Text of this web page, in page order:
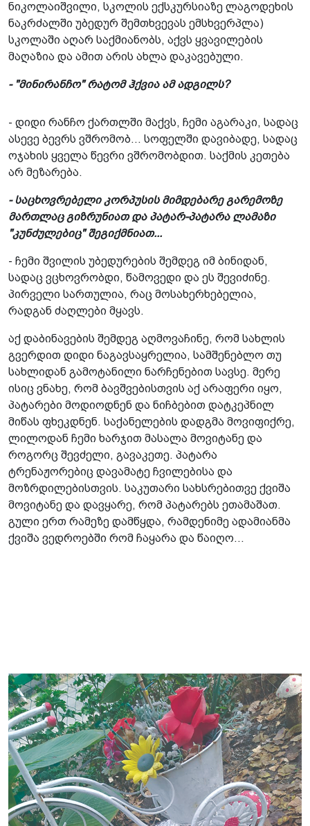
ნიკოლაიშვილი, სკოლის ექსკურსიაზე ლაგოდეხის
ნაკრძალში უბედურ შემთხვევას ემსხვერპლა)
სკოლაში აღარ საქმიანობს, აქვს ყვავილების
მაღაზია და ამით არის ახლა დაკავებული.
- "მინირანჩო" რატომ ჰქვია ამ ადგილს?
- დიდი რანჩო ქართლში მაქვს, ჩემი აგარაკი, სადაც
ასევე ბევრს ვშრომობ... სოფელში დავიბადე, სადაც
ოჯახის ყველა წევრი ვშრომობდით. საქმის კეთება
არ მეზარება.
- საცხოვრებელი კორპუსის მიმდებარე გარემოზე
მართლაც გიზრუნიათ და პატარ-პატარა ლამაზი
"კუნძულებიც" შეგიქმნიათ...
- ჩემი შვილის უბედურების შემდეგ იმ ბინიდან,
სადაც ვცხოვრობდი, წამოვედი და ეს შევიძინე.
პირველი სართულია, რაც მოსახერხებელია,
რადგან ძაღლები მყავს.
აქ დაბინავების შემდეგ აღმოვაჩინე, რომ სახლის
გვერდით დიდი ნაგავსაყრელია, სამშენებლო თუ
სახლიდან გამოტანილი ნარჩენებით სავსე. მერე
ისიც ვნახე, რომ ბავშვებისთვის აქ არაფერი იყო,
პატარები მოდიოდნენ და ნიჩბებით დატკეპნილ
მიწას ფხეკდნენ. საქანელების დადგმა მოვიფიქრე,
ლილოდან ჩემი ხარჯით მასალა მოვიტანე და
როგორც შევძელი, გავაკეთე. პატარა
ტრენაჟორებიც დავამატე ჩვილებისა და
მოზრდილებისთვის. საკუთარი სახსრებითვე ქვიშა
მოვიტანე და დავყარე, რომ პატარებს ეთამაშათ.
გული ერთ რამეზე დამწყდა, რამდენიმე ადამიანმა
ქვიშა ვედროებში რომ ჩაყარა და წაიღო...